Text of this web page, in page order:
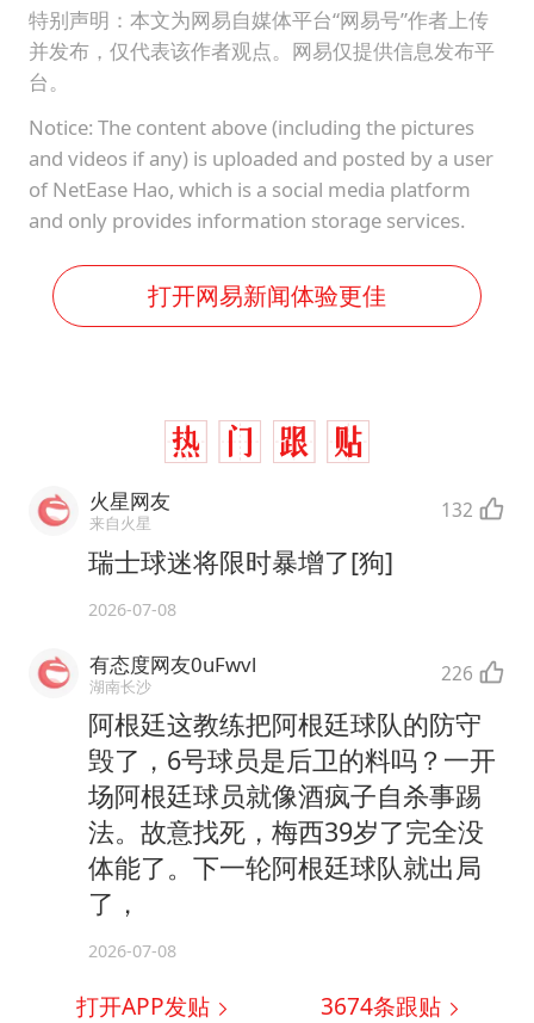
特别声明：本文为网易自媒体平台“网易号”作者上传
并发布，仅代表该作者观点。网易仅提供信息发布平
台。
Notice: The content above (including the pictures
and videos if any) is uploaded and posted by a user
of NetEase Hao, which is a social media platform
and only provides information storage services.
打开网易新闻体验更佳
火星网友
来自火星 132
瑞士球迷将限时暴增了[狗]
2026-07-08
有态度网友0uFwvl
湖南长沙 226
阿根廷这教练把阿根廷球队的防守
毁了，6号球员是后卫的料吗？一开
场阿根廷球员就像酒疯子自杀事踢
法。故意找死，梅西39岁了完全没
体能了。下一轮阿根廷球队就出局
了，
2026-07-08
打开APP发贴 3674条跟贴